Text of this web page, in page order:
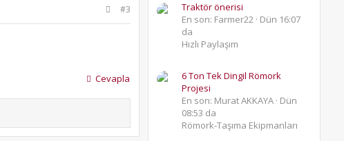
#3
Cevapla
Traktör önerisi
En son: Farmer22 Dün 16:07
da
Hızlı Paylaşım
6 Ton Tek Dingil Römork
Projesi
En son: Murat AKKAYA Dün
08:53 da
Römork-Taşıma Ekipmanları